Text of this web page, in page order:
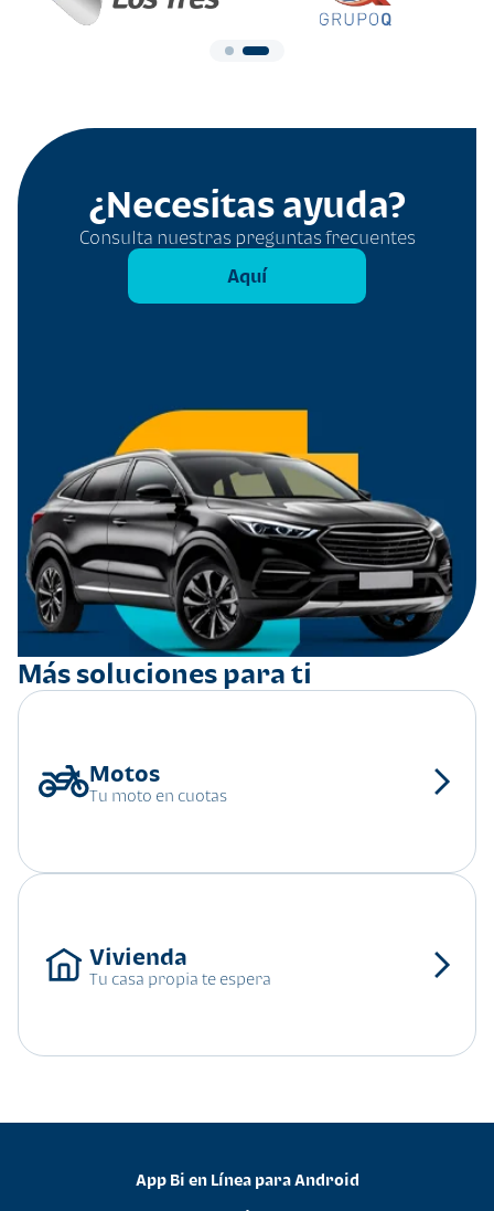
¿Necesitas ayuda?
Consulta nuestras preguntas frecuentes
Aquí
Más soluciones para ti
Tu moto en cuotas
Tu casa propia te espera
App Bi en Línea para Android